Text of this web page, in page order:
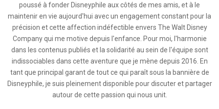
poussé à fonder Disneyphile aux côtés de mes amis, et à le
maintenir en vie aujourd'hui avec un engagement constant pour la
précision et cette affection indéfectible envers The Walt Disney
Company qui me motive depuis l'enfance. Pour moi, l'harmonie
dans les contenus publiés et la solidarité au sein de l'équipe sont
indissociables dans cette aventure que je mène depuis 2016. En
tant que principal garant de tout ce qui paraît sous la bannière de
Disneyphile, je suis pleinement disponible pour discuter et partager
autour de cette passion qui nous unit.